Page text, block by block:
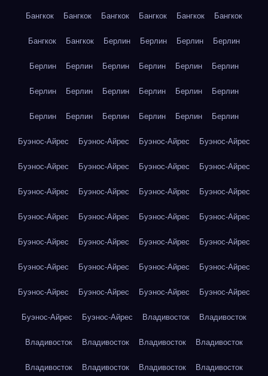
Бангкок Бангкок Бангкок Бангкок Бангкок Бангкок
Бангкок Бангкок Берлин Берлин Берлин Берлин
Берлин Берлин Берлин Берлин Берлин Берлин
Берлин Берлин Берлин Берлин Берлин Берлин
Берлин Берлин Берлин Берлин Берлин Берлин
Буэнос-Айрес Буэнос-Айрес Буэнос-Айрес Буэнос-Айрес
Буэнос-Айрес Буэнос-Айрес Буэнос-Айрес Буэнос-Айрес
Буэнос-Айрес Буэнос-Айрес Буэнос-Айрес Буэнос-Айрес
Буэнос-Айрес Буэнос-Айрес Буэнос-Айрес Буэнос-Айрес
Буэнос-Айрес Буэнос-Айрес Буэнос-Айрес Буэнос-Айрес
Буэнос-Айрес Буэнос-Айрес Буэнос-Айрес Буэнос-Айрес
Буэнос-Айрес Буэнос-Айрес Буэнос-Айрес Буэнос-Айрес
Буэнос-Айрес Буэнос-Айрес Владивосток Владивосток
Владивосток Владивосток Владивосток Владивосток
Владивосток Владивосток Владивосток Владивосток